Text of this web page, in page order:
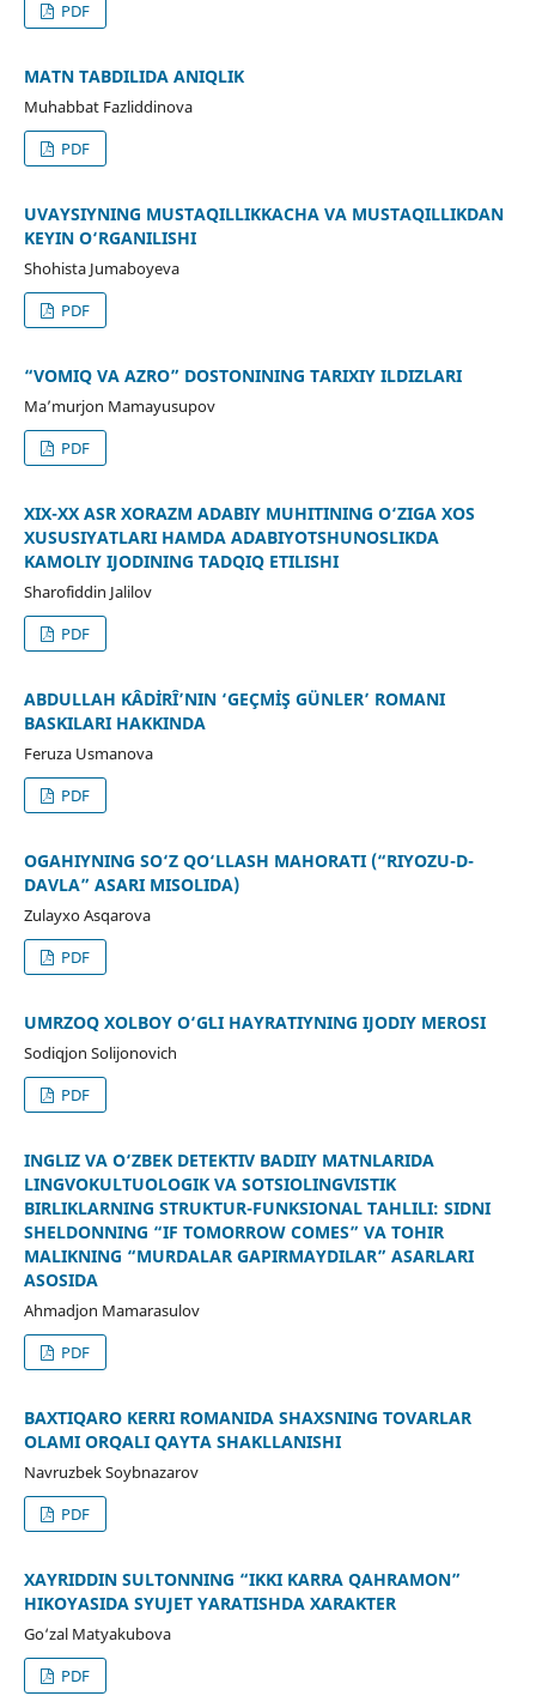
PDF
MATN TABDILIDA ANIQLIK
Muhabbat Fazliddinova
PDF
UVAYSIYNING MUSTAQILLIKKACHA VA MUSTAQILLIKDAN
KEYIN O‘RGANILISHI
Shohista Jumaboyeva
PDF
“VOMIQ VA AZRO” DOSTONINING TARIXIY ILDIZLARI
Ma’murjon Mamayusupov
PDF
XIX-XX ASR XORAZM ADABIY MUHITINING O‘ZIGA XOS
XUSUSIYATLARI HAMDA ADABIYOTSHUNOSLIKDA
KAMOLIY IJODINING TADQIQ ETILISHI
Sharofiddin Jalilov
PDF
ABDULLAH KÂDİRÎ’NIN ‘GEÇMİŞ GÜNLER’ ROMANI
BASKILARI HAKKINDA
Feruza Usmanova
PDF
OGAHIYNING SO‘Z QO‘LLASH MAHORATI (“RIYOZU-D-
DAVLA” ASARI MISOLIDA)
Zulayxo Asqarova
PDF
UMRZOQ XOLBOY O‘GʻLI HAYRATIYNING IJODIY MEROSI
Sodiqjon Solijonovich
PDF
INGLIZ VA O‘ZBEK DETEKTIV BADIIY MATNLARIDA
LINGVOKULTUOLOGIK VA SOTSIOLINGVISTIK
BIRLIKLARNING STRUKTUR-FUNKSIONAL TAHLILI: SIDNI
SHELDONNING “IF TOMORROW COMES” VA TOHIR
MALIKNING “MURDALAR GAPIRMAYDILAR” ASARLARI
ASOSIDA
Ahmadjon Mamarasulov
PDF
BAXTIQARO KERRI ROMANIDA SHAXSNING TOVARLAR
OLAMI ORQALI QAYTA SHAKLLANISHI
Navruzbek Soybnazarov
PDF
XAYRIDDIN SULTONNING “IKKI KARRA QAHRAMON”
HIKOYASIDA SYUJET YARATISHDA XARAKTER
Go‘zal Matyakubova
PDF